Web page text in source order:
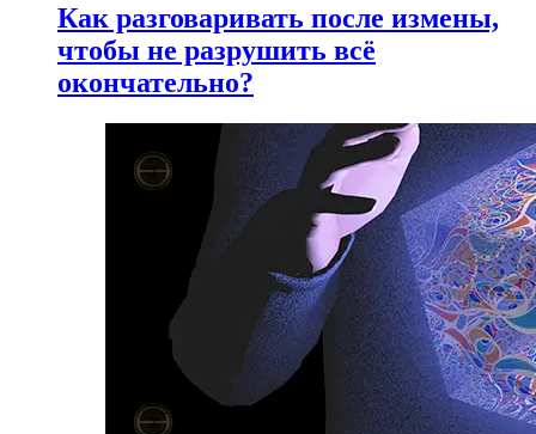
Как разговаривать после измены,
чтобы не разрушить всё
окончательно?